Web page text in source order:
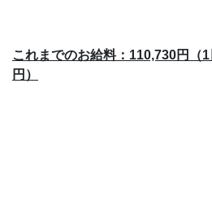
これまでのお給料：110,730円（1
円）